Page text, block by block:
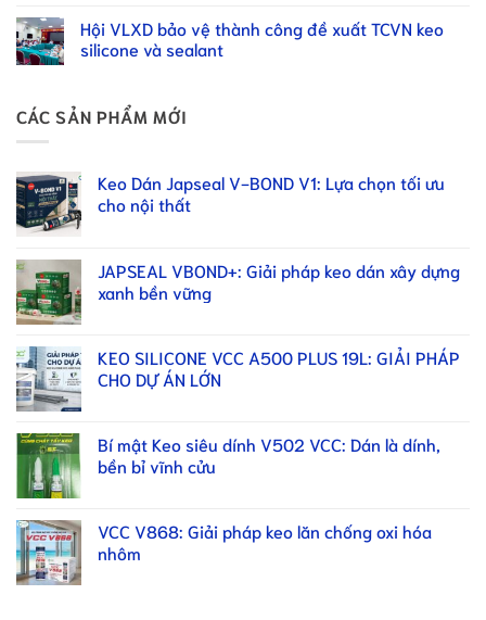
Hội VLXD bảo vệ thành công đề xuất TCVN keo
silicone và sealant
CÁC SẢN PHẨM MỚI
Keo Dán Japseal V-BOND V1: Lựa chọn tối ưu
cho nội thất
JAPSEAL VBOND+: Giải pháp keo dán xây dựng
xanh bền vững
KEO SILICONE VCC A500 PLUS 19L: GIẢI PHÁP
CHO DỰ ÁN LỚN
Bí mật Keo siêu dính V502 VCC: Dán là dính,
bền bỉ vĩnh cửu
VCC V868: Giải pháp keo lăn chống oxi hóa
nhôm